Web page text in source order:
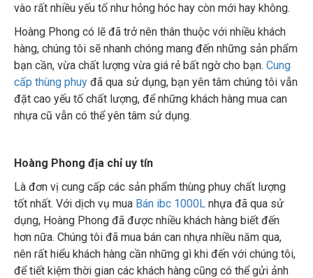
vào rất nhiều yếu tố như hỏng hóc hay còn mới hay không.
Hoàng Phong có lẽ đã trở nên thân thuộc với nhiều khách
hàng, chúng tôi sẽ nhanh chóng mang đến những sản phẩm
bạn cần, vừa chất lượng vừa giá rẻ bất ngờ cho bạn. Cung
cấp thùng phuy đã qua sử dụng, bạn yên tâm chúng tôi vẫn
đặt cao yếu tố chất lượng, để những khách hàng mua can
nhựa cũ vẫn có thể yên tâm sử dụng.
Hoàng Phong địa chỉ uy tín
Là đơn vị cung cấp các sản phẩm thùng phuy chất lượng
tốt nhất. Với dịch vụ mua Bán ibc 1000L nhựa đã qua sử
dụng, Hoàng Phong đã được nhiều khách hàng biết đến
hơn nữa. Chúng tôi đã mua bán can nhựa nhiều năm qua,
nên rất hiểu khách hàng cần những gì khi đến với chúng tôi,
để tiết kiệm thời gian các khách hàng cũng có thể gửi ảnh